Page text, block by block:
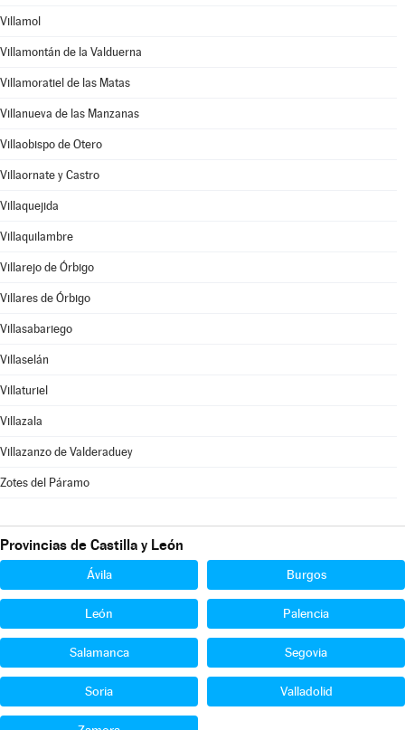
Villamol
Villamontán de la Valduerna
Villamoratiel de las Matas
Villanueva de las Manzanas
Villaobispo de Otero
Villaornate y Castro
Villaquejida
Villaquilambre
Villarejo de Órbigo
Villares de Órbigo
Villasabariego
Villaselán
Villaturiel
Villazala
Villazanzo de Valderaduey
Zotes del Páramo
Provincias de Castilla y León
Ávila Burgos
León Palencia
Salamanca Segovia
Soria Valladolid